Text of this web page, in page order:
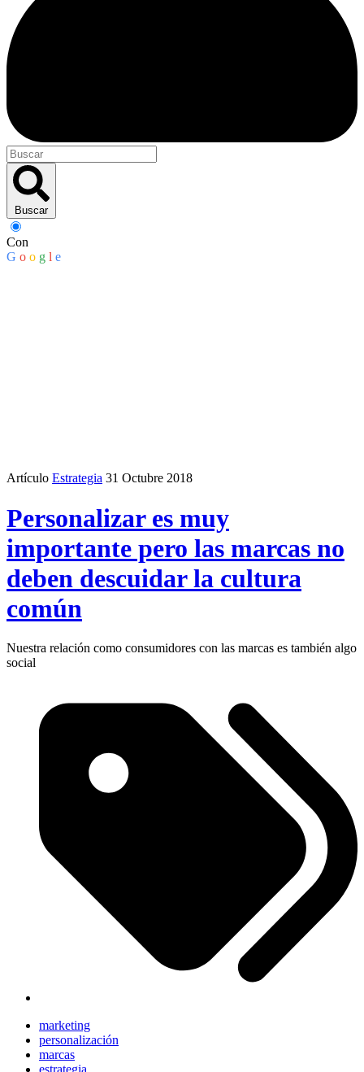
Buscar
Con
G o o g l e
Artículo Estrategia 31 Octubre 2018
Personalizar es muy
importante pero las marcas no
deben descuidar la cultura
común
Nuestra relación como consumidores con las marcas es también algo
social
marketing
personalización
marcas
estrategia